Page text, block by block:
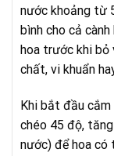
nước khoảng từ
bình cho cả
hoa trước khi
chất, vi khuẩn
Khi bắt đầu cắm
chéo 45 độ,
nước) để hoa có